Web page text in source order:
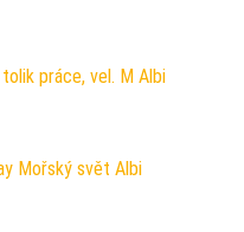
79 Kč.
práce, vel. M Albi
399 Kč.
Mořský svět Albi
199 Kč.